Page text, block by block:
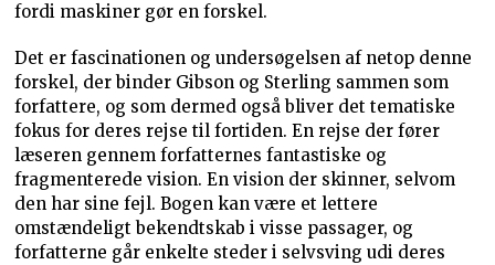
fordi maskiner gør en forskel.
Det er fascinationen og undersøgelsen af netop denne
forskel, der binder Gibson og Sterling sammen som
forfattere, og som dermed også bliver det tematiske
fokus for deres rejse til fortiden. En rejse der fører
læseren gennem forfatternes fantastiske og
fragmenterede vision. En vision der skinner, selvom
den har sine fejl. Bogen kan være et lettere
omstændeligt bekendtskab i visse passager, og
forfatterne går enkelte steder i selvsving udi deres